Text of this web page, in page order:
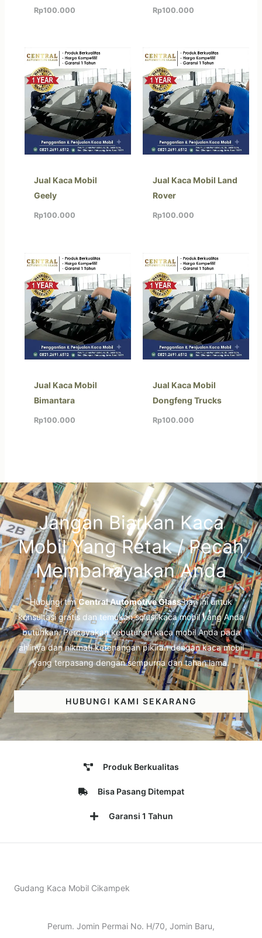
Rp100.000 Rp100.000
Jual Kaca Mobil
Geely
Rp100.000
Jual Kaca Mobil Land
Rover
Rp100.000
Jual Kaca Mobil
Bimantara
Rp100.000
Jual Kaca Mobil
Dongfeng Trucks
Rp100.000
Jangan Biarkan Kaca
Mobil Yang Retak / Pecah
Membahayakan Anda
Hubungi timCentral Automotive Glasshari ini untuk
konsultasi gratis dan temukan solusi kaca mobil yang Anda
butuhkan. Percayakan kebutuhan kaca mobil Anda pada
ahlinya dan nikmati ketenangan pikiran dengan kaca mobil
yang terpasang dengan sempurna dan tahan lama.
HUBUNGI KAMI SEKARANG
Produk Berkualitas
Bisa Pasang Ditempat
Garansi 1 Tahun
Gudang Kaca Mobil Cikampek
Perum. Jomin Permai No. H/70, Jomin Baru,